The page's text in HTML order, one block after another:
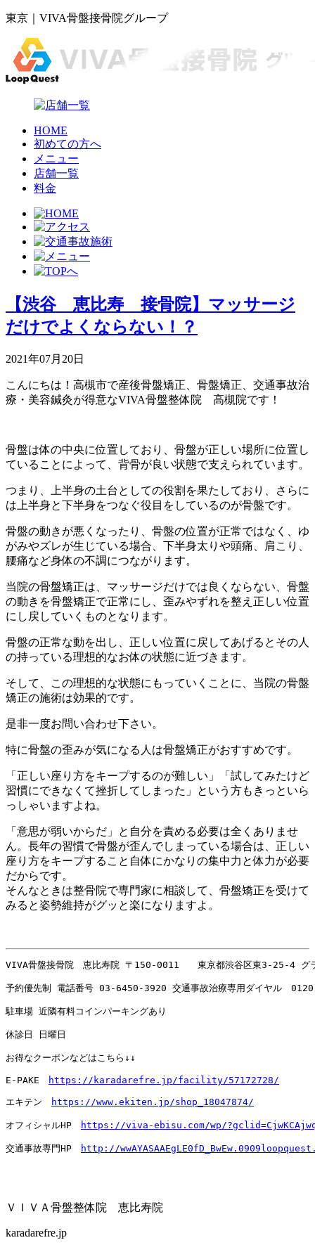
東京｜VIVA骨盤接骨院グループ
HOME
初めての方へ
メニュー
店舗一覧
料金
【渋谷 恵比寿 接骨院】マッサージ
だけでよくならない！？
2021年07月20日
こんにちは！高槻市で産後骨盤矯正、骨盤矯正、交通事故治
療・美容鍼灸が得意なVIVA骨盤整体院 高槻院です！
骨盤は体の中央に位置しており、骨盤が正しい場所に位置し
ていることによって、背骨が良い状態で支えられています。
つまり、上半身の土台としての役割を果たしており、さらに
は上半身と下半身をつなぐ役目をしているのが骨盤です。
骨盤の動きが悪くなったり、骨盤の位置が正常ではなく、ゆ
がみやズレが生じている場合、下半身太りや頭痛、肩こり、
腰痛など身体の不調につながります。
当院の骨盤矯正は、マッサージだけでは良くならない、骨盤
の動きを骨盤矯正で正常にし、歪みやずれを整え正しい位置
にし戻していくものとなります。
骨盤の正常な動を出し、正しい位置に戻してあげるとその人
の持っている理想的なお体の状態に近づきます。
そして、この理想的な状態にもっていくことに、当院の骨盤
矯正の施術は効果的です。
是非一度お問い合わせ下さい。
特に骨盤の歪みが気になる人は骨盤矯正がおすすめです。
「正しい座り方をキープするのが難しい」「試してみたけど
習慣にできなくて挫折してしまった」という方もきっといら
っしゃいますよね。
「意思が弱いからだ」と自分を責める必要は全くありませ
ん。長年の習慣で骨盤が歪んでしまっている場合は、正しい
座り方をキープすること自体にかなりの集中力と体力が必要
だからです。
そんなときは整骨院で専門家に相談して、骨盤矯正を受けて
みると姿勢維持がグッと楽になりますよ。
VIVA骨盤接骨院　恵比寿院 〒150-0011　　東京都渋谷区東3-25-4 グ
予約優先制 電話番号 03-6450-3920 交通事故治療専用ダイヤル
駐車場 近隣有料コインパーキングあり
休診日 日曜日
お得なクーポンなどはこちら↓↓
E-PAKE https://karadarefre.jp/facility/57172728/
エキテン https://www.ekiten.jp/shop_18047874/
オフィシャルHP https://viva-ebisu.com/wp/
交通事故専門HP http://
ＶＩＶＡ骨盤整体院 恵比寿院
karadarefre.jp